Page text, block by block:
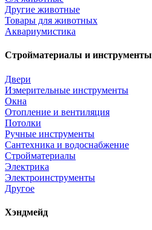
Другие животные
Товары для животных
Аквариумистика
Стройматериалы и инструменты
Двери
Измерительные инструменты
Окна
Отопление и вентиляция
Потолки
Ручные инструменты
Сантехника и водоснабжение
Стройматериалы
Электрика
Электроинструменты
Другое
Хэндмейд